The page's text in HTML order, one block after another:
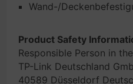
Wand-/
Product Safety
Responsible Person in
TP-Link Deutschland
40589 Düsseldorf